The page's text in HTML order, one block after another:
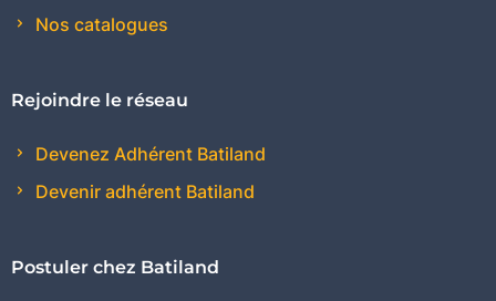
Nos catalogues
Rejoindre le réseau
Devenez Adhérent Batiland
Devenir adhérent Batiland
Postuler chez Batiland